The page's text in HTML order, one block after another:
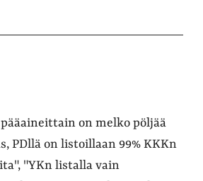
on melko pöljää
PDllä on listoillaan 99% KKKn
"YKn listalla vain